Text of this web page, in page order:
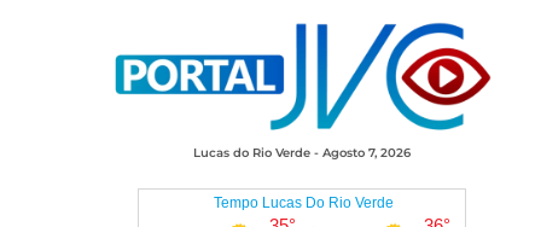
Lucas do Rio Verde - Agosto 7, 2026